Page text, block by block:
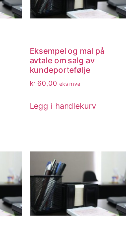
Eksempel og mal på
avtale om salg av
kundeportefølje
kr 60,00 eks mva
Legg i handlekurv